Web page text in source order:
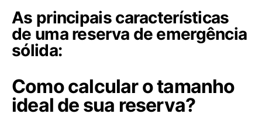
As principais características
de uma reserva de emergência
sólida:
Como calcular o tamanho
ideal de sua reserva?